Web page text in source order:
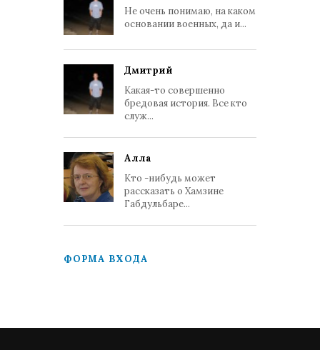
Не очень понимаю, на каком
основании военных, да и...
Дмитрий
Какая-то совершенно
бредовая история. Все кто
служ...
Алла
Кто -нибудь может
рассказать о Хамзине
Габдульбаре...
ФОРМА ВХОДА